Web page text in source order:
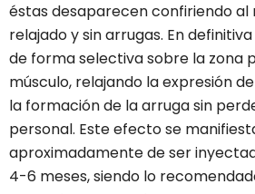
éstas desaparecen confiriendo
relajado y sin arrugas. En
de forma selectiva sobre la zona
músculo, relajando la expresión
la formación de la arruga sin
personal. Este efecto se
aproximadamente de ser
4-6 meses, siendo lo